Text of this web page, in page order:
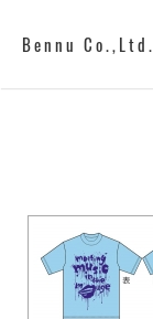
Bennu Co.,Ltd.